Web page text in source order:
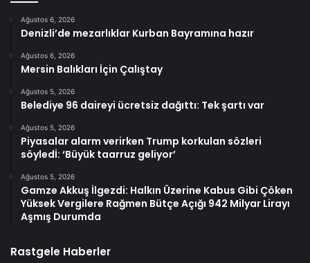
Ağustos 6, 2026
Denizli’de mezarlıklar Kurban Bayramına hazır
Ağustos 6, 2026
Mersin Balıkları İçin Çalıştay
Ağustos 5, 2026
Belediye 96 daireyi ücretsiz dağıttı: Tek şartı var
Ağustos 5, 2026
Piyasalar alarm verirken Trump korkulan sözleri
söyledİ: ‘Büyük taarruz geliyor’
Ağustos 5, 2026
Gamze Akkuş İlgezdi: Halkın Üzerine Kabus Gibi Çöken
Yüksek Vergilere Rağmen Bütçe Açığı 942 Milyar Lirayı
Aşmış Durumda
Rastgele Haberler